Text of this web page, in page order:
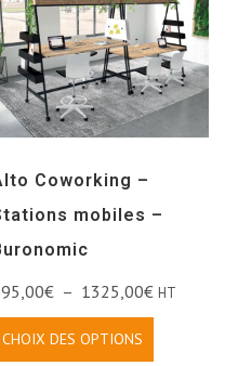
Coworking –
mobiles –
€ – 1325,00€ HT
CHOIX DES OPTIONS